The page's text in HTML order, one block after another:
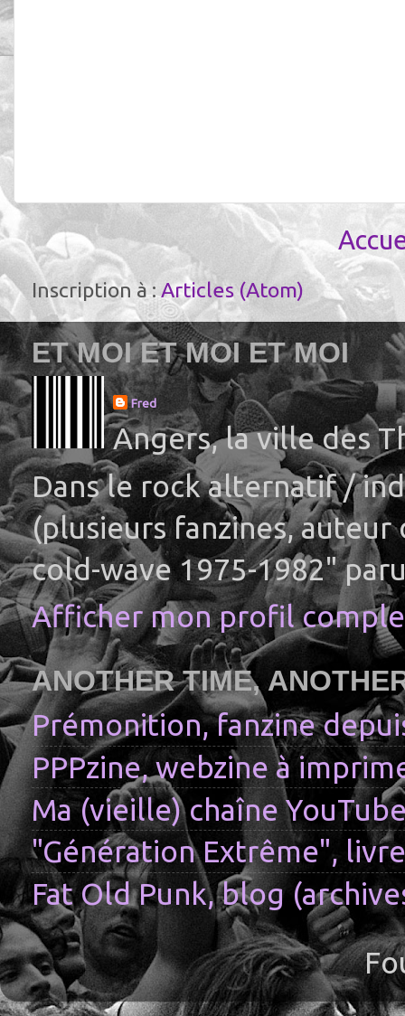
Inscription à : Articles (Atom)
ET MOI ET MOI ET MOI
Fred
Angers, la ville des
Dans le rock alternatif /
(plusieurs fanzines, auteur
cold-wave 1975-1982"
Afficher mon profil
ANOTHER TIME,
Prémonition, fanzine
PPPzine, webzine à
Ma (vieille) chaîne
"Génération Extrême",
Fat Old Punk, blog